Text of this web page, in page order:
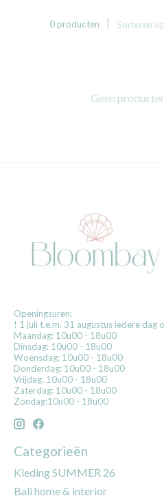
0 producten Sorteren op
Geen
Openingsuren:
! 1 juli t.e.m. 31 augustus iedere dag
Maandag: 10u00 - 18u00
Dinsdag: 10u00 - 18u00
Woensdag: 10u00 - 18u00
Donderdag: 10u00 - 18u00
Vrijdag: 10u00 - 18u00
Zaterdag: 10u00 - 18u00
Zondag:10u00 - 18u00
Categorieën
Kleding SUMMER 26
Bali home & interior